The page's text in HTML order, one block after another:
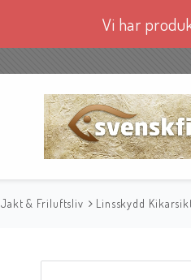
Vi har
Jakt & Friluftsliv Linsskydd